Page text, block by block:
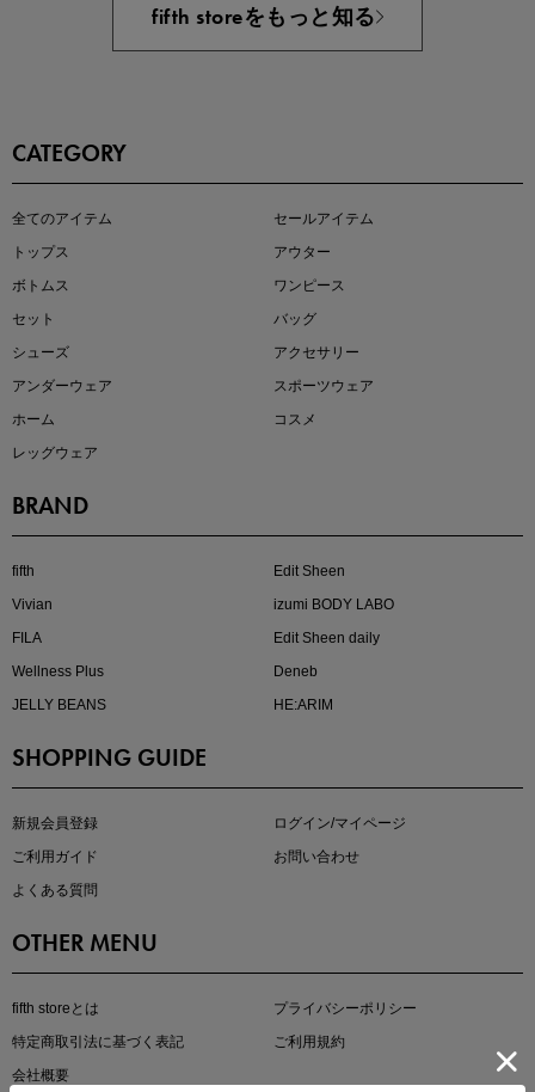
近日販売のアイテムを先見せ
真夏のオフィスカジュアル
fifth storeをもっと知る
CATEGORY
全てのアイテム
セールアイテム
トップス
アウター
ボトムス
ワンピース
セット
バッグ
シューズ
アクセサリー
アンダーウェア
スポーツウェア
ホーム
コスメ
レッグウェア
BRAND
fifth
Edit Sheen
Vivian
izumi BODY LABO
FILA
Edit Sheen daily
Wellness Plus
Deneb
JELLY BEANS
HE:ARIM
SHOPPING GUIDE
新規会員登録
ログイン/マイページ
ご利用ガイド
お問い合わせ
よくある質問
OTHER MENU
fifth storeとは
プライバシーポリシー
特定商取引法に基づく表記
ご利用規約
会社概要